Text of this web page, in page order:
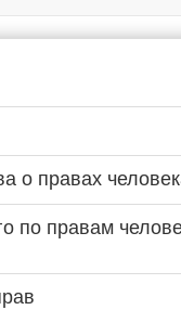
о правах
по правам